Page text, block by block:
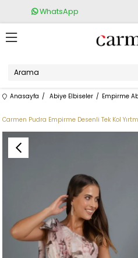
WhatsApp
Anasayfa Abiye Elbiseler Empirme
Carmen Pudra Empirme Desenli Tek Kol